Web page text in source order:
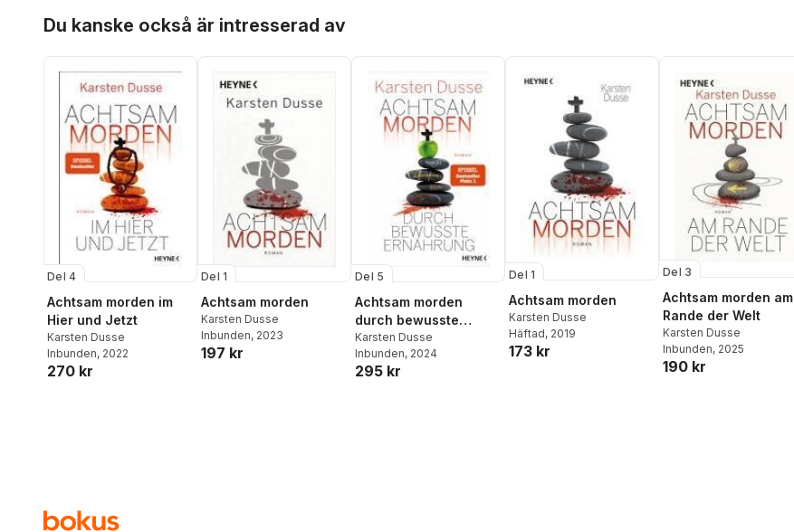
Du kanske också är intresserad av
Del 4
Achtsam morden im
Hier und Jetzt
Karsten Dusse
Inbunden, 2022
270 kr
Del 1
Achtsam morden
Karsten Dusse
Inbunden, 2023
197 kr
Del 5
Achtsam morden
durch bewusste
Ernährung
Karsten Dusse
Inbunden, 2024
295 kr
Del 1
Achtsam morden
Karsten Dusse
Häftad, 2019
173 kr
Del 3
Achtsam morden am
Rande der Welt
Karsten Dusse
Inbunden, 2025
190 kr